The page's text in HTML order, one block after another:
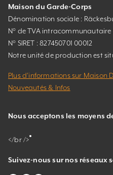
Maison du Garde-Corps
Dénomination sociale :
N° de TVA intracommunautaire
N° SIRET : 827450701 00012
Notre unité de production est
Plus d’informations sur Maison
Nouveautés & Infos
Nous acceptons les moyens
</br />
Suivez-nous sur nos réseaux